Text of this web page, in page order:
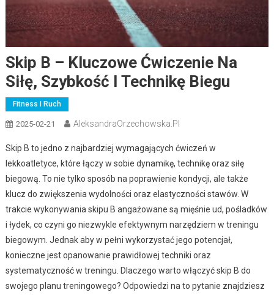
Skip B – Kluczowe Ćwiczenie Na
Siłę, Szybkość I Technikę Biegu
Fitness I Ruch
2025-02-21 AleksandraOrzechowska.pl
Skip B to jedno z najbardziej wymagających ćwiczeń w
lekkoatletyce, które łączy w sobie dynamikę, technikę oraz siłę
biegową. To nie tylko sposób na poprawienie kondycji, ale także
klucz do zwiększenia wydolności oraz elastyczności stawów. W
trakcie wykonywania skipu B angażowane są mięśnie ud, pośladków
i łydek, co czyni go niezwykle efektywnym narzędziem w treningu
biegowym. Jednak aby w pełni wykorzystać jego potencjał,
konieczne jest opanowanie prawidłowej techniki oraz
systematyczność w treningu. Dlaczego warto włączyć skip B do
swojego planu treningowego? Odpowiedzi na to pytanie znajdziesz